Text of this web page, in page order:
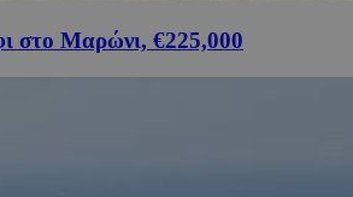
στο Μαρώνι, €225,000